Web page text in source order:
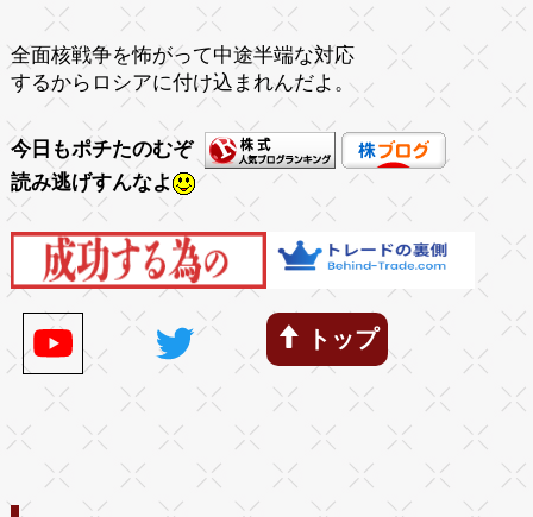
全面核戦争を怖がって中途半端な対応
するからロシアに付け込まれんだよ。
今日もポチたのむぞ
読み逃げすんなよ
トップ